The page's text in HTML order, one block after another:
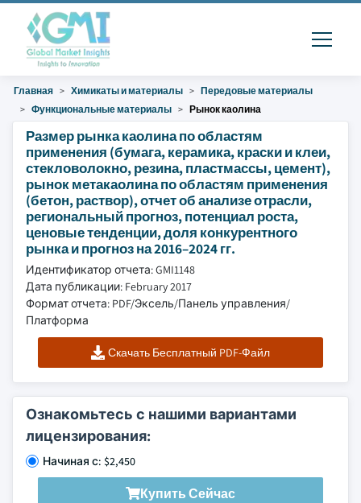
Главная Химикаты и материалы
Передовые материалы
Функциональные материалы
Рынок каолина
Размер рынка каолина по областям
применения (бумага, керамика, краски и клеи,
стекловолокно, резина, пластмассы, цемент),
рынок метакаолина по областям применения
(бетон, раствор), отчет об анализе отрасли,
региональный прогноз, потенциал роста,
ценовые тенденции, доля конкурентного
рынка и прогноз на 2016–2024 гг.
Идентификатор отчета: GMI1148
Дата публикации: February 2017
Формат отчета: PDF/Эксель/Панель управления/
Платформа
Скачать Бесплатный PDF-Файл
Ознакомьтесь с нашими вариантами
лицензирования:
Начиная с: $2,450
Купить Сейчас